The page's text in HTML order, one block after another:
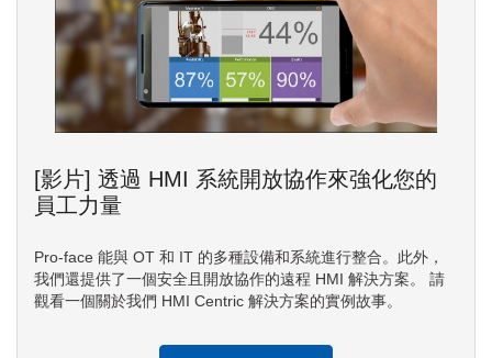
[影片] 透過 HMI 系統開放協作來強化您的
員工力量
Pro-face 能與 OT 和 IT 的多種設備和系統進行整合。此外，
我們還提供了一個安全且開放協作的遠程 HMI 解決方案。 請
觀看一個關於我們 HMI Centric 解決方案的實例故事。